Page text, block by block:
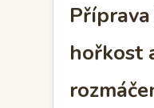
hořkost